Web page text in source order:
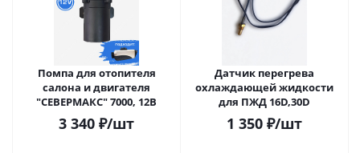
Помпа для отопителя
салона и двигателя
"СЕВЕРМАКС" 7000, 12В
3 340 ₽/шт
Датчик перегрева
охлаждающей жидкости
для ПЖД 16D,30D
1 350 ₽/шт